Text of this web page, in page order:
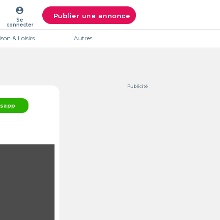
account_circle
Se
connecter
Publier une annonce
& Loisirs Autres
Publicité